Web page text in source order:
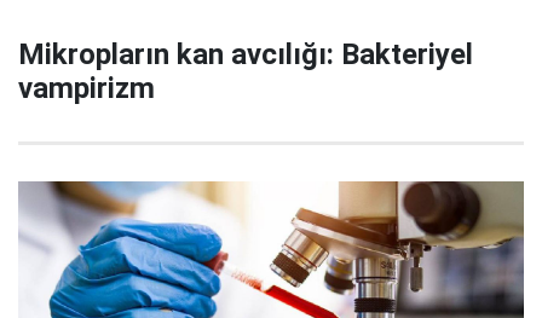
Mikropların kan avcılığı: Bakteriyel
vampirizm